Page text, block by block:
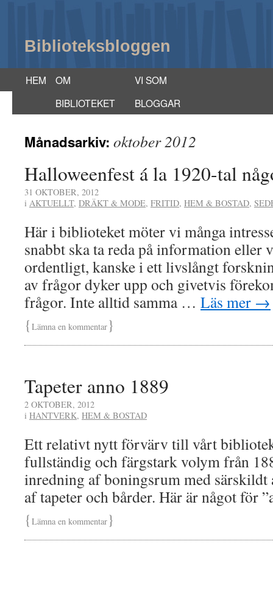
Biblioteksbloggen
HEM
OM
BIBLIOTEKET
VI SOM
BLOGGAR
Månadsarkiv: oktober 2012
Halloweenfest á la 1920-tal
31 OKTOBER, 2012
i AKTUELLT, DRÄKT & MODE, FRITID, HEM & BOSTAD,
Här i biblioteket möter vi många
snabbt ska ta reda på information eller
ordentligt, kanske i ett livslångt
av frågor dyker upp och givetvis
frågor. Inte alltid samma … Läs mer →
{ Lämna en kommentar}
Tapeter anno 1889
2 OKTOBER, 2012
i HANTVERK, HEM & BOSTAD
Ett relativt nytt förvärv till vårt
fullständig och färgstark volym från
inredning af boningsrum med särskildt
af tapeter och bårder. Här är något för
{ Lämna en kommentar}